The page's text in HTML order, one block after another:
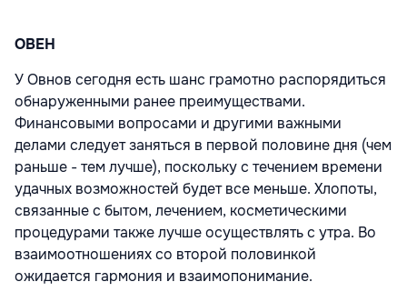
ОВЕН
У Овнов сегодня есть шанс грамотно распорядиться
обнаруженными ранее преимуществами.
Финансовыми вопросами и другими важными
делами следует заняться в первой половине дня (чем
раньше - тем лучше), поскольку с течением времени
удачных возможностей будет все меньше. Хлопоты,
связанные с бытом, лечением, косметическими
процедурами также лучше осуществлять с утра. Во
взаимоотношениях со второй половинкой
ожидается гармония и взаимопонимание.